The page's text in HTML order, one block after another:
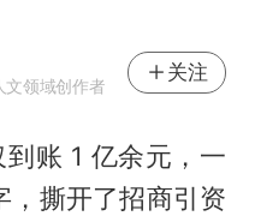
文领域创作者
关注
到账 1 亿余元，一
，撕开了招商引资